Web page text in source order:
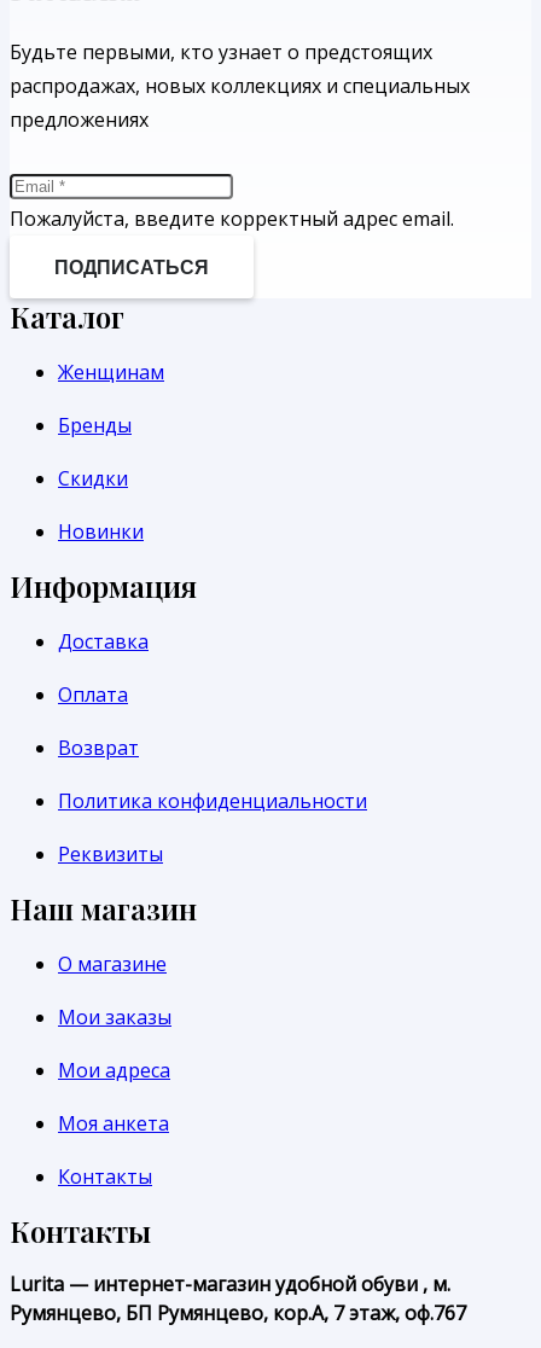
Будьте первыми, кто узнает о предстоящих
распродажах, новых коллекциях и специальных
предложениях
Пожалуйста, введите корректный адрес email.
ПОДПИСАТЬСЯ
Каталог
Женщинам
Бренды
Скидки
Новинки
Информация
Доставка
Оплата
Возврат
Политика конфиденциальности
Реквизиты
Наш магазин
О магазине
Мои заказы
Мои адреса
Моя анкета
Контакты
Контакты
Lurita — интернет-магазин удобной обуви , м.
Румянцево, БП Румянцево, кор.А, 7 этаж, оф.767